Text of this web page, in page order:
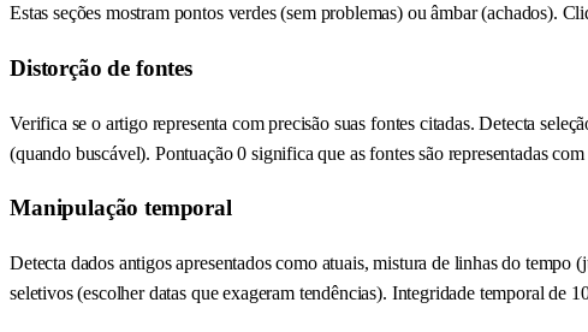
Estas seções mostram pontos verdes (sem problemas) ou âmbar (achados).
Distorção de fontes
Verifica se o artigo representa com precisão suas fontes citadas. Detecta
(quando buscável). Pontuação 0 significa que as fontes são representadas com
Manipulação temporal
Detecta dados antigos apresentados como atuais, mistura de linhas do
seletivos (escolher datas que exageram tendências). Integridade temporal de